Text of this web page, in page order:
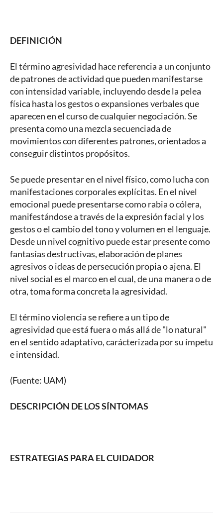
DEFINICIÓN
El término agresividad hace referencia a un conjunto
de patrones de actividad que pueden manifestarse
con intensidad variable, incluyendo desde la pelea
física hasta los gestos o expansiones verbales que
aparecen en el curso de cualquier negociación. Se
presenta como una mezcla secuenciada de
movimientos con diferentes patrones, orientados a
conseguir distintos propósitos.
Se puede presentar en el nivel físico, como lucha con
manifestaciones corporales explícitas. En el nivel
emocional puede presentarse como rabia o cólera,
manifestándose a través de la expresión facial y los
gestos o el cambio del tono y volumen en el lenguaje.
Desde un nivel cognitivo puede estar presente como
fantasías destructivas, elaboración de planes
agresivos o ideas de persecución propia o ajena. El
nivel social es el marco en el cual, de una manera o de
otra, toma forma concreta la agresividad.
El término violencia se refiere a un tipo de
agresividad que está fuera o más allá de "lo natural"
en el sentido adaptativo, carácterizada por su ímpetu
e intensidad.
(Fuente: UAM)
DESCRIPCIÓN DE LOS SÍNTOMAS
ESTRATEGIAS PARA EL CUIDADOR